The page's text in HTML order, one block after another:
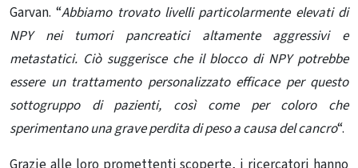
Garvan. “Abbiamo trovato livelli particolarmente elevati di
NPY nei tumori pancreatici altamente aggressivi e
metastatici. Ciò suggerisce che il blocco di NPY potrebbe
essere un trattamentopersonalizzato efficace per questo
sottogruppo di pazienti, così come per coloro che
sperimentano una grave perdita di peso a causa del cancro“.